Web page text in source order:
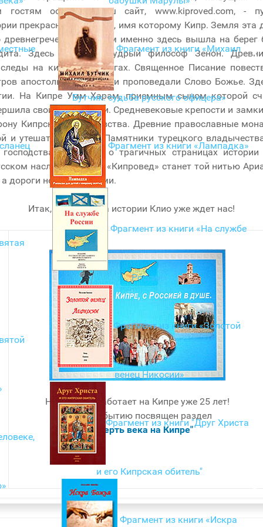
Фрагмент из книги «Михаил
Бутчик: судьба русского офицера»
Фрагмент из книги «Лампадка»
Фрагмент из книги «На службе
России»
Фрагмент из книги «Золотой
венец Никосии»
Фрагмент из книги "Друг Христа
и его Кипрская обитель"
Фрагмент из книги «Искра
гостям острова. Наш сайт, www.kiproved.com, -
прекрасного острова, имя которому Кипр. Земля эта
древнегреческим мифам именно здесь вышла на берег
Здесь родился мудрый философ Зенон.
на кипрских берегах. Священное Писание
апостолы Христовы и проповедали Слово Божье.
На Кипре Умм Харам, приемным сыном которой
свои земные дни. Средневековые крепости и
Кипрского королевства. Древние православные
и утешат молитвой. Памятники турецкого
господства поведают о трагичных страницах
наследии Кипра. «Кипровед» станет той нитью
дороги неизведанными.
Итак, в путь! Муза истории Клио уже ждет нас!
Наш Центр работает на Кипре уже 25 лет!
Этому событию посвящен раздел
"Четверть века на Кипре"